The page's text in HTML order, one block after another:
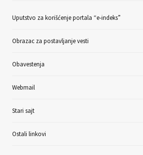
Uputstvo za korišćenje portala “e-indeks”
Obrazac za postavljanje vesti
Obavestenja
Webmail
Stari sajt
Ostali linkovi